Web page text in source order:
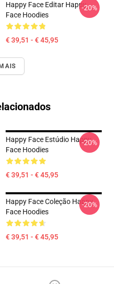
Happy Face Editar Happy
Face Hoodies
€ 39,51 - € 45,95
-20%
Happy Face Estúdio Happy
Face Hoodies
€ 39,51 - € 45,95
-20%
Happy Face Coleção Happy
Face Hoodies
€ 39,51 - € 45,95
-20%